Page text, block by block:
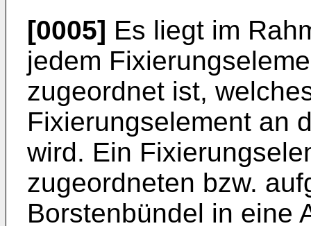
[0005] Es liegt im
jedem
zugeordnet ist,
Fixierungselement an
wird. Ein
zugeordneten bzw.
Borstenbündel in eine